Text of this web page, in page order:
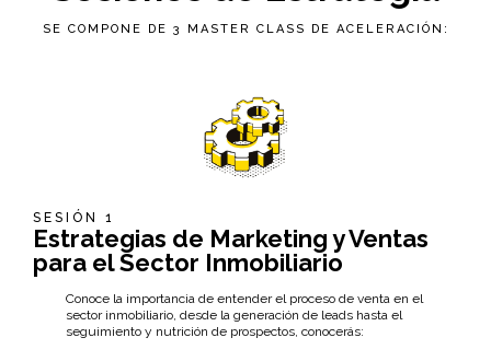
SE COMPONE DE 3 MASTER CLASS DE ACELERACIÓN:
SESIÓN 1
Estrategias de Marketing y Ventas
para el Sector Inmobiliario
Conoce la importancia de entender el proceso de venta en el
sector inmobiliario, desde la generación de leads hasta el
seguimiento y nutrición de prospectos, conocerás: